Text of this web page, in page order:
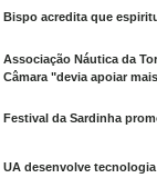
Bispo acredita que
Associação Náutica da
Câmara "devia apoiar
Festival da Sardinha
UA desenvolve